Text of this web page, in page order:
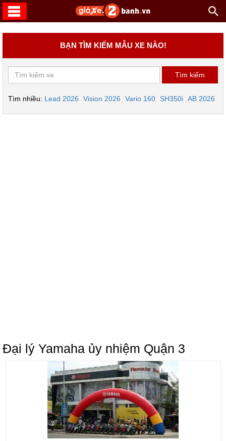
BẠN TÌM KIẾM MẪU XE NÀO!
Tìm nhiều: Lead 2026 Vision 2026 Vario 160 SH350i AB 2026
Đại lý Yamaha ủy nhiệm Quận 3